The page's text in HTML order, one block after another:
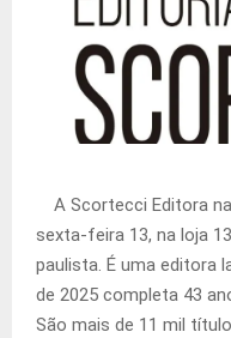
A Scortecci Editora
sexta-feira 13, na loja
paulista. É uma editora
de 2025 completa 43
São mais de 11 mil